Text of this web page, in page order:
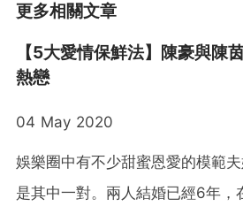
更多相關文章
【5大愛情保鮮法】陳豪與陳
熱戀
04 May 2020
娛樂圈中有不少甜蜜恩愛的模範
是其中一對。兩人結婚已經6年，